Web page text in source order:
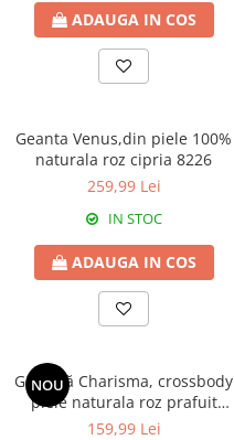
Genți Galbene
Genți Gri
Genți Nude
Genți Portocalii
Genți Roze
Genți Roșii
Genți Taupe
Genți Turcoaz
ADAUGA IN COS
Geanta Venus,din piele 100%
naturala roz cipria 8226
259,99 Lei
IN STOC
ADAUGA IN COS
NOU
Gentută Charisma, crossbody
piele naturala roz prafuit
8211
159,99 Lei